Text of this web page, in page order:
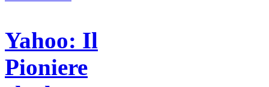
Yahoo: Il
Pioniere